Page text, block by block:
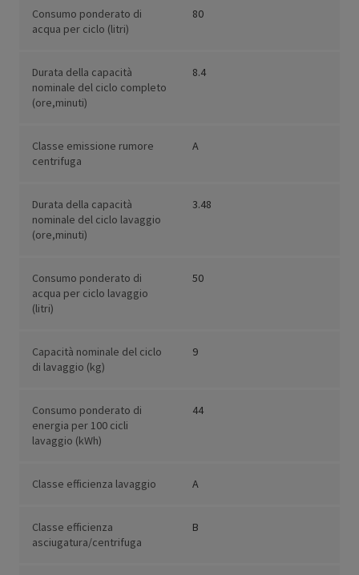
Consumo ponderato di
acqua per ciclo (litri)
80
Durata della capacità
nominale del ciclo completo
(ore,minuti)
8.4
Classe emissione rumore
centrifuga
A
Durata della capacità
nominale del ciclo lavaggio
(ore,minuti)
3.48
Consumo ponderato di
acqua per ciclo lavaggio
(litri)
50
Capacità nominale del ciclo
di lavaggio (kg)
9
Consumo ponderato di
energia per 100 cicli
lavaggio (kWh)
44
Classe efficienza lavaggio A
Classe efficienza
asciugatura/centrifuga
B